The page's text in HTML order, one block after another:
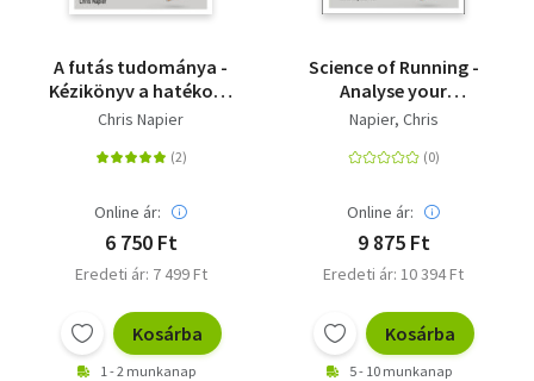
A futás tudománya -
Kézikönyv a hatékony
és biztonságos
Chris Napier
Online ár:
6 750 Ft
Eredeti ár: 7 499 Ft
Kosárba
1 - 2 munkanap
Science of Running -
Analyse your
Technique, Prevent
your Training
Napier, Chris
Online ár:
9 875 Ft
Eredeti ár: 10 394 Ft
Kosárba
5 - 10 munkanap